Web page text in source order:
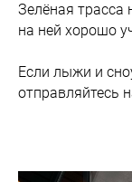
Зелёная трасса
на ней хорошо
Если лыжи и
отправляйтесь